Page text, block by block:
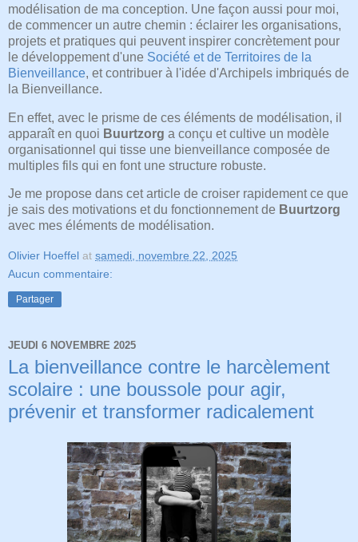
modélisation de ma conception. Une façon aussi pour moi,
de commencer un autre chemin : éclairer les organisations,
projets et pratiques qui peuvent inspirer concrètement pour
le développement d'une Société et de Territoires de la
Bienveillance, et contribuer à l'idée d'Archipels imbriqués de
la Bienveillance.
En effet, avec le prisme de ces éléments de modélisation, il
apparaît en quoi Buurtzorg a conçu et cultive un modèle
organisationnel qui tisse une bienveillance composée de
multiples fils qui en font une structure robuste.
Je me propose dans cet article de croiser rapidement ce que
je sais des motivations et du fonctionnement de Buurtzorg
avec mes éléments de modélisation.
Olivier Hoeffel at samedi, novembre 22, 2025
Aucun commentaire:
Partager
JEUDI 6 NOVEMBRE 2025
La bienveillance contre le harcèlement
scolaire : une boussole pour agir,
prévenir et transformer radicalement